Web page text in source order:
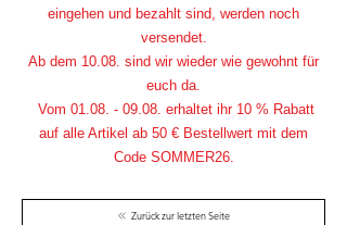
Zurück zur letzten Seite
eingehen und bezahlt sind, werden noch
versendet.
Ab dem 10.08. sind wir wieder wie gewohnt für
euch da.
Vom 01.08. - 09.08. erhaltet ihr 10 % Rabatt
auf alle Artikel ab 50 € Bestellwert mit dem
Code SOMMER26.